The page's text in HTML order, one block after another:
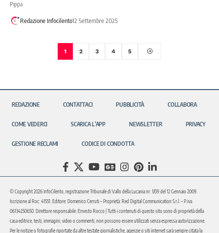
Pippa
Redazione Infocilento12 Settembre 2025
1 2 3 4 5
REDAZIONE CONTATTACI PUBBLICITÀ COLLABORA
COME VEDERCI SCARICA L’APP NEWSLETTER PRIVACY
GESTIONE RECLAMI CODICE DI CONDOTTA
© Copyright 2026 InfoCilento, registrazione Tribunale di Vallo della Lucania nr. 1/09 del 12 Gennaio 2009.
Iscrizione al Roc: 41551. Editore: Domenico Cerruti – Proprietà: Red Digital Communication S.r.l. – P.iva
06134250650. Direttore responsabile: Ernesto Rocco | Tutti i contenuti di questo sito sono di proprietà della
casa editrice, testi, immagini, video o commenti, non possono essere utilizzati senza espressa autorizzazione.
Per le notizie o fotografie riportate da altre testate giornalistiche, agenzie o siti internet sarà sempre citata la